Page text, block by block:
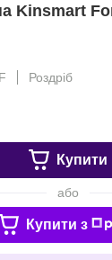
Kinsmart
Роздріб
Купити
або
Купити з